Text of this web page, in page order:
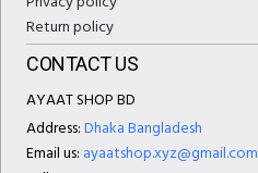
Return policy
CONTACT US
AYAAT SHOP BD
Address:Dhaka Bangladesh
Email us: ayaatshop.xyz@gmail.com